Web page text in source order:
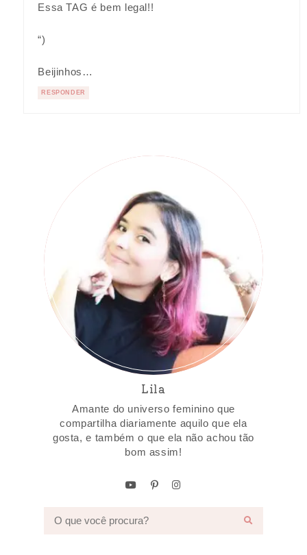
Essa TAG é bem legal!!
“)
Beijinhos…
RESPONDER
Lila
Amante do universo feminino que
compartilha diariamente aquilo que ela
gosta, e também o que ela não achou tão
bom assim!